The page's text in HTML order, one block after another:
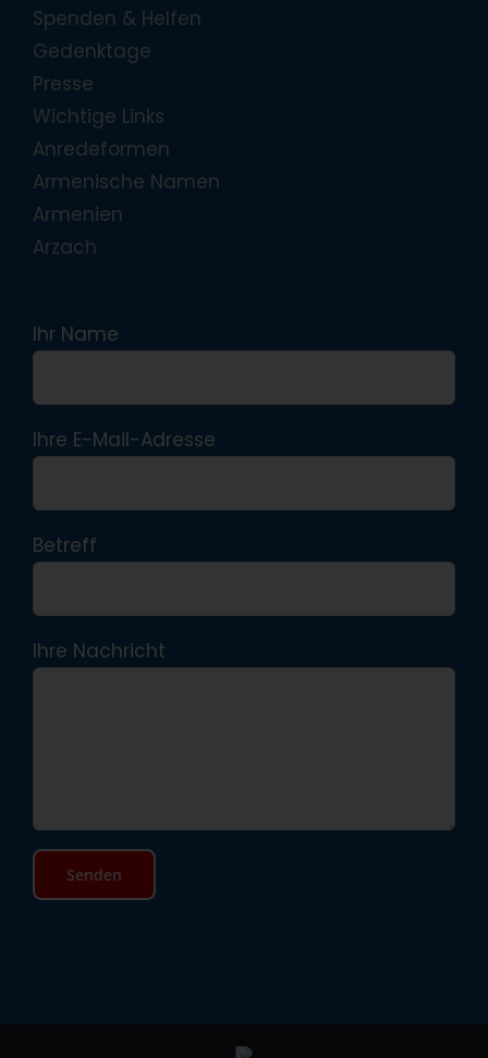
Spenden & Helfen
Gedenktage
Presse
Wichtige Links
Anredeformen
Armenische Namen
Armenien
Arzach
Ihr Name
Ihre E-Mail-Adresse
Betreff
Ihre Nachricht